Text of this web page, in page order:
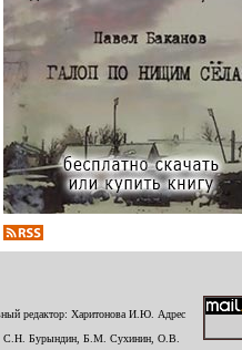
редактор: Харитонова И.Ю. Адрес
С.Н. Бурындин, Б.М. Сухинин, О.В.